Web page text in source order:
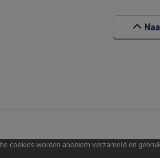
cookies worden anoniem verzameld en